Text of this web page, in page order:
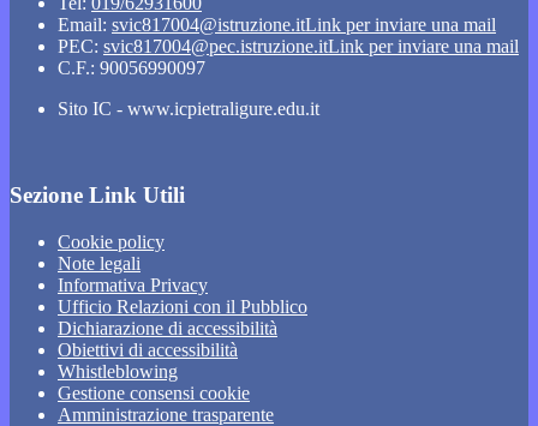
Email: svic817004@istruzione.itLink per inviare una mail
PEC: svic817004@pec.istruzione.itLink per inviare una mail
C.F.: 90056990097
Sito IC - www.icpietraligure.edu.it
Sezione Link Utili
Cookie policy
Note legali
Informativa Privacy
Ufficio Relazioni con il Pubblico
Dichiarazione di accessibilità
Obiettivi di accessibilità
Whistleblowing
Gestione consensi cookie
Amministrazione trasparente